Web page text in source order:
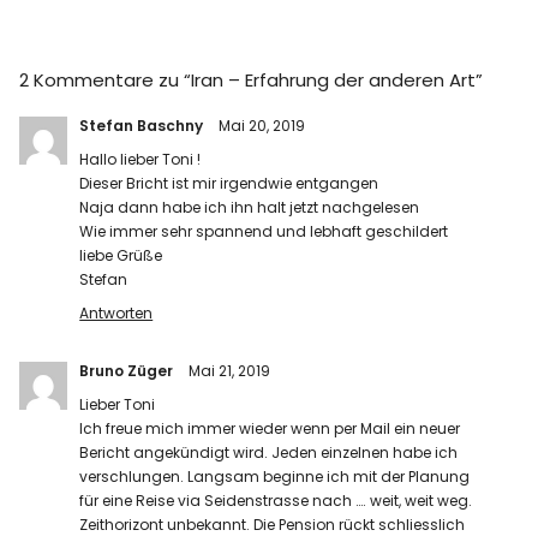
2 Kommentare zu “Iran – Erfahrung der anderen Art”
Stefan Baschny
Mai 20, 2019
Hallo lieber Toni !
Dieser Bricht ist mir irgendwie entgangen
Naja dann habe ich ihn halt jetzt nachgelesen
Wie immer sehr spannend und lebhaft geschildert
liebe Grüße
Stefan
Antworten
Bruno Züger
Mai 21, 2019
Lieber Toni
Ich freue mich immer wieder wenn per Mail ein neuer
Bericht angekündigt wird. Jeden einzelnen habe ich
verschlungen. Langsam beginne ich mit der Planung
für eine Reise via Seidenstrasse nach …. weit, weit weg.
Zeithorizont unbekannt. Die Pension rückt schliesslich